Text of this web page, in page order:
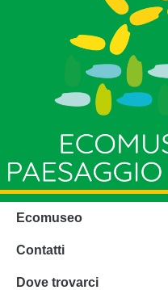
Ecomuseo
Contatti
Dove trovarci